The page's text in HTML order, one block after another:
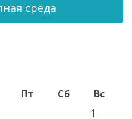
среда
Пт Сб
Вс
1